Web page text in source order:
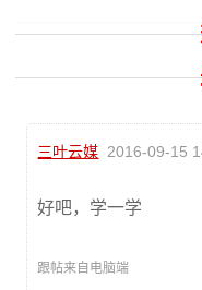
三叶云媒 2016-09-15
好吧，学一学
跟帖来自电脑端